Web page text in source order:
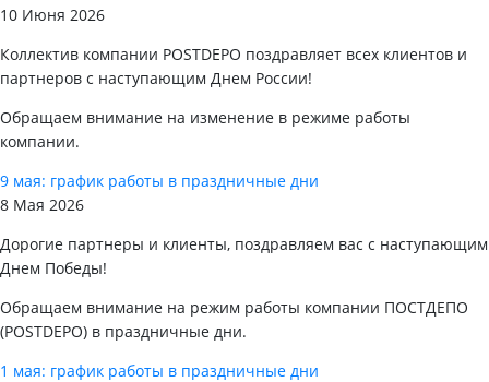
10 Июня 2026
Коллектив компании POSTDEPO поздравляет всех клиентов и
партнеров с наступающим Днем России!
Обращаем внимание на изменение в режиме работы
компании.
9 мая: график работы в праздничные дни
8 Мая 2026
Дорогие партнеры и клиенты, поздравляем вас с наступающим
Днем Победы!
Обращаем внимание на режим работы компании ПОСТДЕПО
(POSTDEPO) в праздничные дни.
1 мая: график работы в праздничные дни